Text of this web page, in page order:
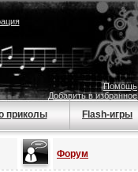
Помощь
Добавить в избранное
приколы Flash-игры
Форум